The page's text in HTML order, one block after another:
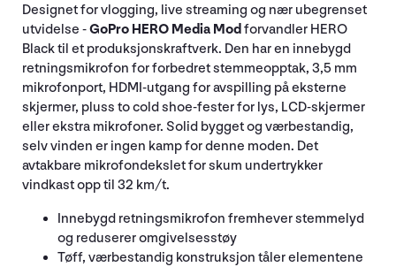
Designet for vlogging, live streaming og nær ubegrenset
utvidelse -GoPro HERO Media Modforvandler HERO
Black til et produksjonskraftverk. Den har en innebygd
retningsmikrofon for forbedret stemmeopptak, 3,5 mm
mikrofonport, HDMI-utgang for avspilling på eksterne
skjermer, pluss to cold shoe-fester for lys, LCD-skjermer
eller ekstra mikrofoner. Solid bygget og værbestandig,
selv vinden er ingen kamp for denne moden. Det
avtakbare mikrofondekslet for skum undertrykker
vindkast opp til 32 km/t.
Innebygd retningsmikrofon fremhever stemmelyd
og reduserer omgivelsesstøy
Tøff, værbestandig konstruksjon tåler elementene